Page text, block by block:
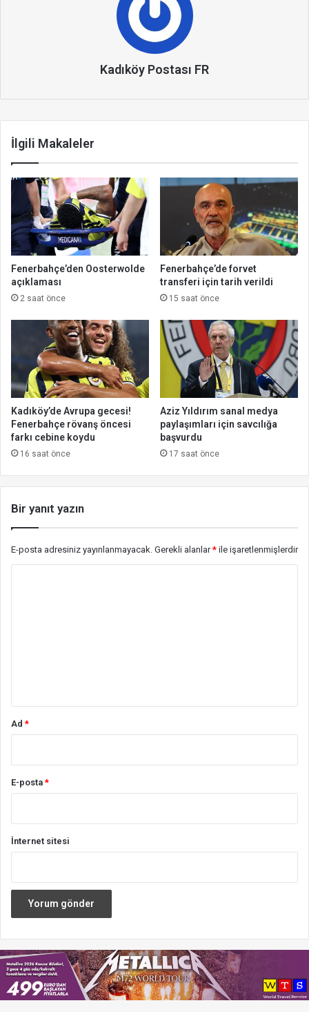
Kadıköy Postası FR
İlgili Makaleler
Fenerbahçe’den Oosterwolde
açıklaması
2 saat önce
Fenerbahçe’de forvet
transferi için tarih verildi
15 saat önce
Kadıköy’de Avrupa gecesi!
Fenerbahçe rövanş öncesi
farkı cebine koydu
16 saat önce
Aziz Yıldırım sanal medya
paylaşımları için savcılığa
başvurdu
17 saat önce
Bir yanıt yazın
E-posta adresiniz yayınlanmayacak. Gerekli alanlar* ile işaretlenmişlerdir
Ad*
E-posta*
İnternet sitesi